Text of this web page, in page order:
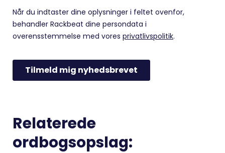
Relaterede
ordbogsopslag: